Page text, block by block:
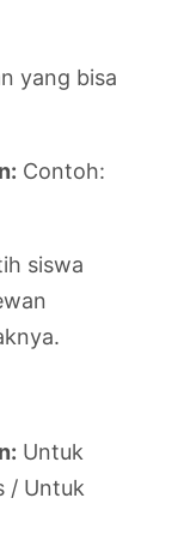
yang bisa
Contoh:
siswa
Untuk
/ Untuk